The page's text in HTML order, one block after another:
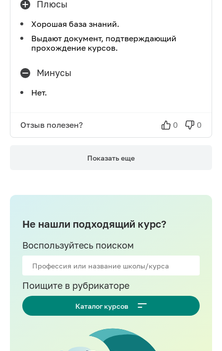
Плюсы
Хорошая база знаний.
Выдают документ, подтверждающий
прохождение курсов.
Минусы
Нет.
Отзыв полезен? 0 0
Показать еще
Не нашли подходящий курс?
Воспользуйтесь поиском
Поищите в рубрикаторе
Каталог курсов